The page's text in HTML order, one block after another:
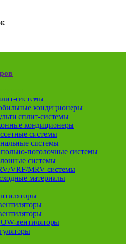
системы
кондиционеры
сплит-системы
кондиционеры
системы
системы
потолочные системы
системы
VRF/MRV системы
материалы
вентиляторы